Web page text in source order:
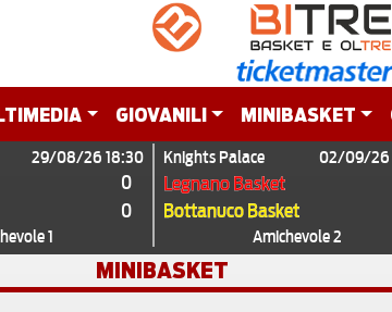
GIOVANILI MINIBASKET
29/08/26 18:30
0
0
1
Knights Palace 02/09/26
Legnano Basket
Bottanuco Basket
Amichevole 2
MINIBASKET